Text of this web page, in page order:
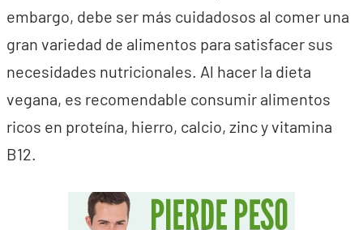
embargo, debe ser más cuidadosos al comer una
gran variedad de alimentos para satisfacer sus
necesidades nutricionales. Al hacer la dieta
vegana, es recomendable consumir alimentos
ricos en proteína, hierro, calcio, zinc y vitamina
B12.